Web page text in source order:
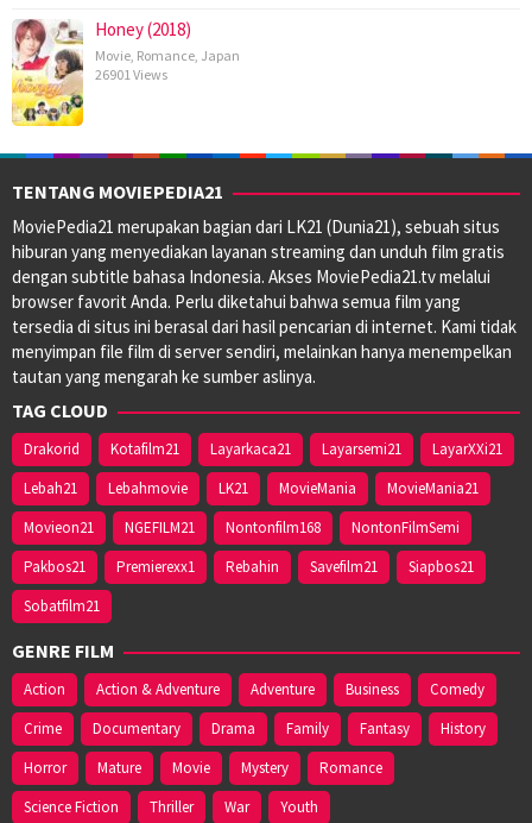
Honey (2018)
Movie Romance Japan
26901 Views
TENTANG MOVIEPEDIA21
MoviePedia21 merupakan bagian dari LK21 (Dunia21), sebuah situs
hiburan yang menyediakan layanan streaming dan unduh film gratis
dengan subtitle bahasa Indonesia. Akses MoviePedia21.tv melalui
browser favorit Anda. Perlu diketahui bahwa semua film yang
tersedia di situs ini berasal dari hasil pencarian di internet. Kami tidak
menyimpan file film di server sendiri, melainkan hanya menempelkan
tautan yang mengarah ke sumber aslinya.
TAG CLOUD
Drakorid Kotafilm21 Layarkaca21 Layarsemi21
LayarXXi21
Lebah21
Lebahmovie LK21 MovieMania
MovieMania21
Movieon21
NGEFILM21 Nontonfilm168
NontonFilmSemi
Pakbos21
Premierexx1 Rebahin Savefilm21
Siapbos21
Sobatfilm21
GENRE FILM
Action Action & Adventure Adventure Business
Comedy
Crime
Documentary Drama Family Fantasy
History
Horror
Mature Movie Mystery
Romance
Science Fiction
Thriller War Youth